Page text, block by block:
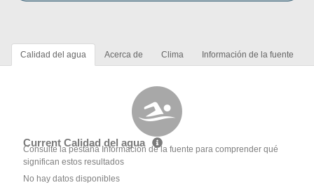
Calidad del agua Acerca de Clima Información de la fuente
Current Calidad del agua
Consulte la pestaña Información de la fuente para comprender qué
significan estos resultados
No hay datos disponibles